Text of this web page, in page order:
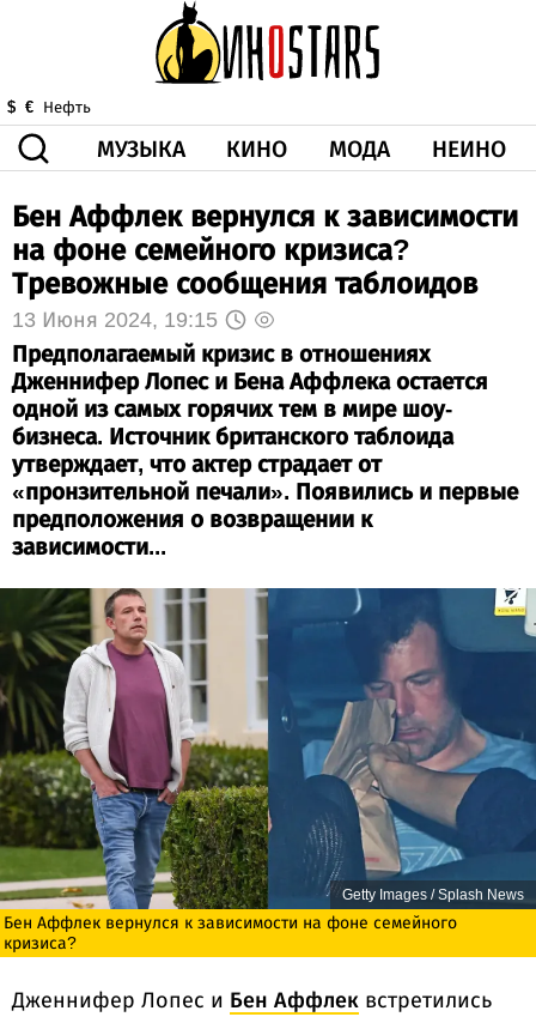
$ € Нефть
МУЗЫКА КИНО МОДА НЕИНО
ЗДОРОВЬЕ КОРОНА ИСКУССТВО
ДРУГОЕ
ВИДЕО
ГОРОСКОП
Бен Аффлек вернулся к зависимости
на фоне семейного кризиса?
Тревожные сообщения таблоидов
13 Июня 2024, 19:15
Предполагаемый кризис в отношениях
Дженнифер Лопес и Бена Аффлека остается
одной из самых горячих тем в мире шоу-
бизнеса. Источник британского таблоида
утверждает, что актер страдает от
«пронзительной печали». Появились и первые
предположения о возвращении к
зависимости...
Getty Images / Splash News
Бен Аффлек вернулся к зависимости на фоне семейного
кризиса?
Дженнифер Лопес и Бен Аффлек встретились